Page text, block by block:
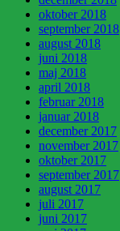
oktober 2018
september 2018
august 2018
juni 2018
maj 2018
april 2018
februar 2018
januar 2018
december 2017
november 2017
oktober 2017
september 2017
august 2017
juli 2017
juni 2017